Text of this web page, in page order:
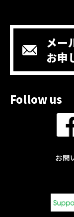
メー
お申
Follow us
お問